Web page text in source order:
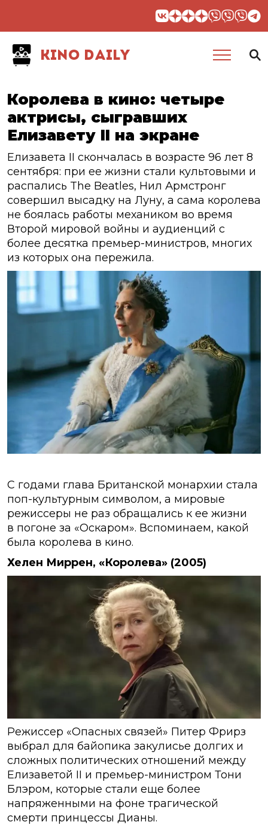
KINO DAILY
Королева в кино: четыре
актрисы, сыгравших
Елизавету II на экране
Елизавета II скончалась в возрасте 96 лет 8
сентября: при ее жизни стали культовыми и
распались The Beatles, Нил Армстронг
совершил высадку на Луну, а сама королева
не боялась работы механиком во время
Второй мировой войны и аудиенций с
более десятка премьер-министров, многих
из которых она пережила.
С годами глава Британской монархии стала
поп-культурным символом, а мировые
режиссеры не раз обращались к ее жизни
в погоне за «Оскаром». Вспоминаем, какой
была королева в кино.
Хелен Миррен, «Королева» (2005)
Режиссер «Опасных связей» Питер Фрирз
выбрал для байопика закулисье долгих и
сложных политических отношений между
Елизаветой II и премьер-министром Тони
Блэром, которые стали еще более
напряженными на фоне трагической
смерти принцессы Дианы.